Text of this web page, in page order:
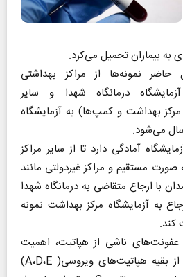
به بیماران تحمیل می‌کرد.
نمونه‌ها از مراکز بهداشتی
درمانگاه شهدا و سایر
مرکز بهداشت و کمپ‌ها) به آزمایشگاه
می‌شود.
آمادگی دارد تا از سایر مراکز
صورت مستقیم و مراکز غیردولتی مانند
ارجاع متقاضی به درمانگاه شهدا
به آزمایشگاه مرکز بهداشت نمونه
کند.
ناشی از هپاتیت، اهمیت
شناسایی هپاتیت B و C از بقیه هپاتیت‌های ویروسی( A،D،E)